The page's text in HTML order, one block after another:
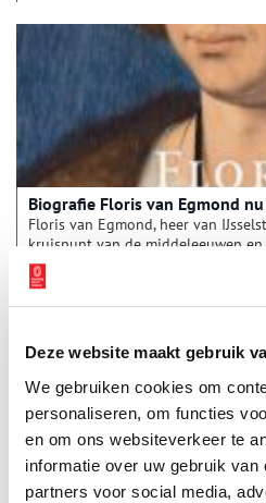
Deze website maakt gebruik
We gebruiken cookies om
personaliseren, om functies
en om ons websiteverkeer te
informatie over uw gebruik van
partners voor social media,
Biografie Floris van Egmond
Floris van Egmond, heer van
kruispunt van de middeleeuwen
reisde met hertog Filips de Schone
achtervolgde Grote Pier in
hertog Karel van Gelre, joeg
op de slagvelden in Artesië.